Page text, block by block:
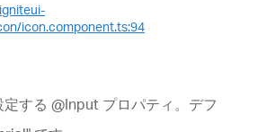
icon.component.ts:94
定する @Input プロパティ。デフ